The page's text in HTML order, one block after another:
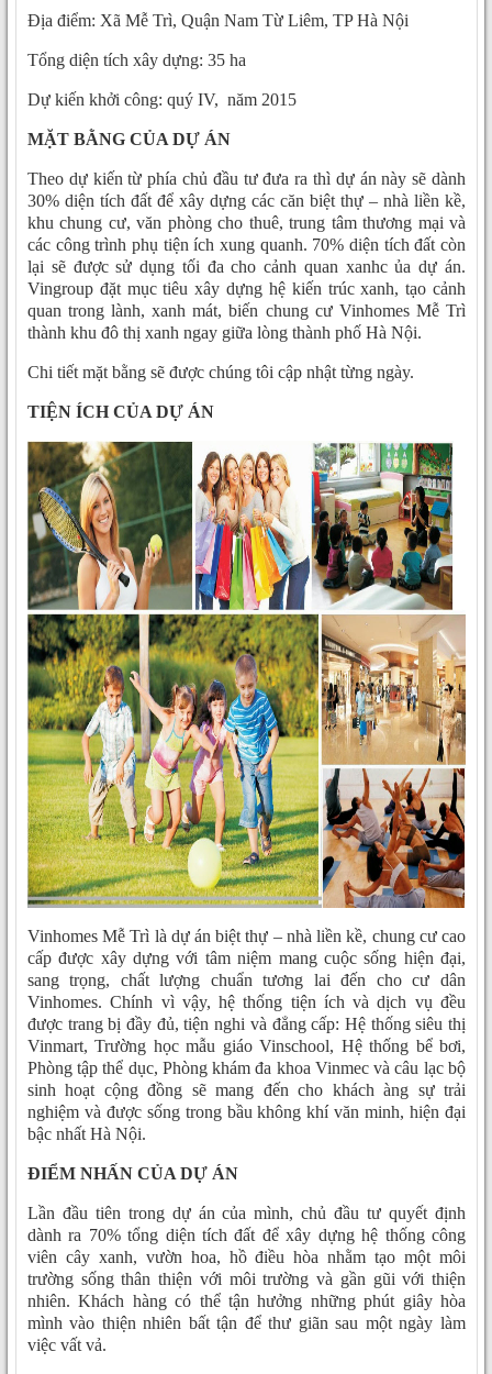
Địa điểm: Xã Mễ Trì, Quận Nam Từ Liêm, TP Hà Nội
Tổng diện tích xây dựng: 35 ha
Dự kiến khởi công: quý IV, năm 2015
MẶT BẰNG CỦA DỰ ÁN
Theo dự kiến từ phía chủ đầu tư đưa ra thì dự án này sẽ dành
30% diện tích đất để xây dựng các căn biệt thự – nhà liền kề,
khu chung cư, văn phòng cho thuê, trung tâm thương mại và
các công trình phụ tiện ích xung quanh. 70% diện tích đất còn
lại sẽ được sử dụng tối đa cho cảnh quan xanhc ủa dự án.
Vingroup đặt mục tiêu xây dựng hệ kiến trúc xanh, tạo cảnh
quan trong lành, xanh mát, biến chung cư Vinhomes Mễ Trì
thành khu đô thị xanh ngay giữa lòng thành phố Hà Nội.
Chi tiết mặt bằng sẽ được chúng tôi cập nhật từng ngày.
TIỆN ÍCH CỦA DỰ ÁN
Vinhomes Mễ Trì là dự án biệt thự – nhà liền kề, chung cư cao
cấp được xây dựng với tâm niệm mang cuộc sống hiện đại,
sang trọng, chất lượng chuẩn tương lai đến cho cư dân
Vinhomes. Chính vì vậy, hệ thống tiện ích và dịch vụ đều
được trang bị đầy đủ, tiện nghi và đẳng cấp: Hệ thống siêu thị
Vinmart, Trường học mẫu giáo Vinschool, Hệ thống bể bơi,
Phòng tập thể dục, Phòng khám đa khoa Vinmec và câu lạc bộ
sinh hoạt cộng đồng sẽ mang đến cho khách àng sự trải
nghiệm và được sống trong bầu không khí văn minh, hiện đại
bậc nhất Hà Nội.
ĐIỂM NHẤN CỦA DỰ ÁN
Lần đầu tiên trong dự án của mình, chủ đầu tư quyết định
dành ra 70% tổng diện tích đất để xây dựng hệ thống công
viên cây xanh, vườn hoa, hồ điều hòa nhằm tạo một môi
trường sống thân thiện với môi trường và gần gũi với thiện
nhiên. Khách hàng có thể tận hưởng những phút giây hòa
mình vào thiện nhiên bất tận để thư giãn sau một ngày làm
việc vất vả.